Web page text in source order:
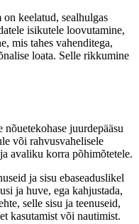
keelatud, sealhulgas
isikutele loovutamine,
mis tahes vahenditega,
loata. Selle rikkumine
juurdepääsu
või rahvusvahelisele
avaliku korra põhimõtetele.
ja sisu ebaseaduslikel
ja huve, ega kahjustada,
selle sisu ja teenuseid,
kasutamist või nautimist.